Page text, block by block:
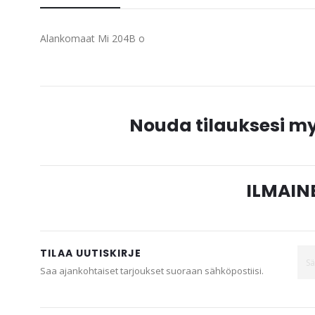
of
gallery
Alankomaat Mi 204B o
Nouda tilauksesi
TILAA UUTISKIRJE
Saa ajankohtaiset tarjoukset suoraan sähköpostiisi.